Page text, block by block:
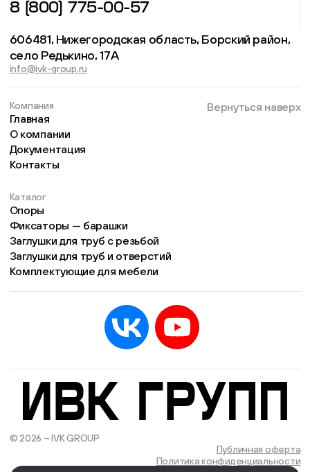
8 (800) 775-00-57
606481, Нижегородская область, Борский район,
село Редькино, 17А
info@ivk-group.ru
Компания
Главная
О компании
Документация
Контакты
Каталог
Опоры
Фиксаторы — барашки
Заглушки для труб с резьбой
Заглушки для труб и отверстий
Комплектующие для мебели
Вернуться наверх
© 2026 – IVK GROUP
Публичная оферта
Политика конфиденциальности
Есть учётная запись? Войти